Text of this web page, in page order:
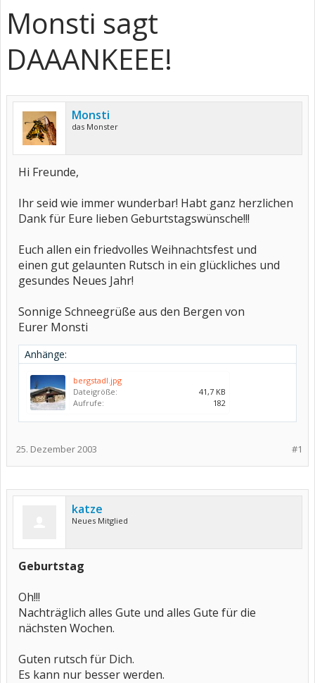
Monsti sagt
DAAANKEEE!
Monsti
das Monster
Hi Freunde,
Ihr seid wie immer wunderbar! Habt ganz herzlichen
Dank für Eure lieben Geburtstagswünsche!!!
Euch allen ein friedvolles Weihnachtsfest und
einen gut gelaunten Rutsch in ein glückliches und
gesundes Neues Jahr!
Sonnige Schneegrüße aus den Bergen von
Eurer Monsti
Anhänge:
bergstadl.jpg
Dateigröße:
41,7 KB
Aufrufe:
182
#1
25. Dezember 2003
katze
Neues Mitglied
Geburtstag
Oh!!!
Nachträglich alles Gute und alles Gute für die
nächsten Wochen.
Guten rutsch für Dich.
Es kann nur besser werden.